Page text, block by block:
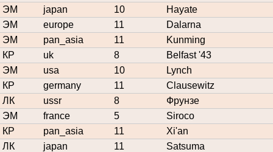
ЭМ
japan 10
Hayate
ЭМ
europe 11
Dalarna
ЭМ
pan_asia 11
Kunming
КР
uk 8
Belfast '43
ЭМ
usa 10
Lynch
КР
germany 11
Clausewitz
ЛК
ussr 8
Фрунзе
ЭМ
france 5
Siroco
КР
pan_asia 11
Xi'an
ЛК
japan 11
Satsuma